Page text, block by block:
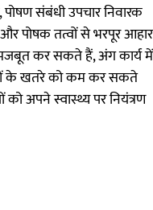
संबंधी उपचार निवारक
और पोषक तत्वों से भरपूर आहार
मजबूत कर सकते हैं, अंग कार्य में
के खतरे को कम कर सकते
को अपने स्वास्थ्य पर नियंत्रण